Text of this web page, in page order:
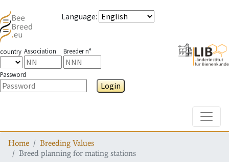
Language:
country Association Breeder n°
Password
Login
Home
Breeding Values
Breed planning for mating stations